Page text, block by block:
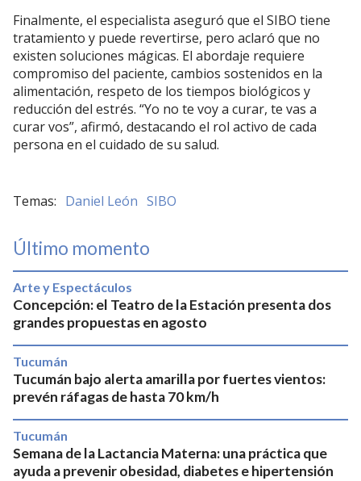
Finalmente, el especialista aseguró que el SIBO tiene
tratamiento y puede revertirse, pero aclaró que no
existen soluciones mágicas. El abordaje requiere
compromiso del paciente, cambios sostenidos en la
alimentación, respeto de los tiempos biológicos y
reducción del estrés. “Yo no te voy a curar, te vas a
curar vos”, afirmó, destacando el rol activo de cada
persona en el cuidado de su salud.
Daniel León SIBO
Último momento
Concepción: el Teatro de la Estación presenta dos
grandes propuestas en agosto
Arte y Espectáculos
Tucumán bajo alerta amarilla por fuertes vientos:
prevén ráfagas de hasta 70 km/h
Tucumán
Semana de la Lactancia Materna: una práctica que
ayuda a prevenir obesidad, diabetes e hipertensión
Tucumán